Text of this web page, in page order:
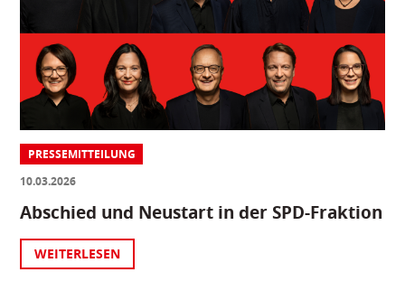
PRESSEMITTEILUNG
10.03.2026
Abschied und Neustart in der SPD-Fraktion
WEITERLESEN